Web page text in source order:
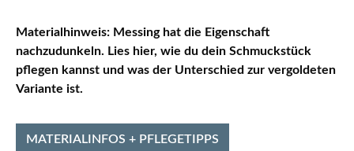
Materialhinweis: Messing hat die Eigenschaft
nachzudunkeln. Lies hier, wie du dein Schmuckstück
pflegen kannst und was der Unterschied zur vergoldeten
Variante ist.
MATERIALINFOS + PFLEGETIPPS